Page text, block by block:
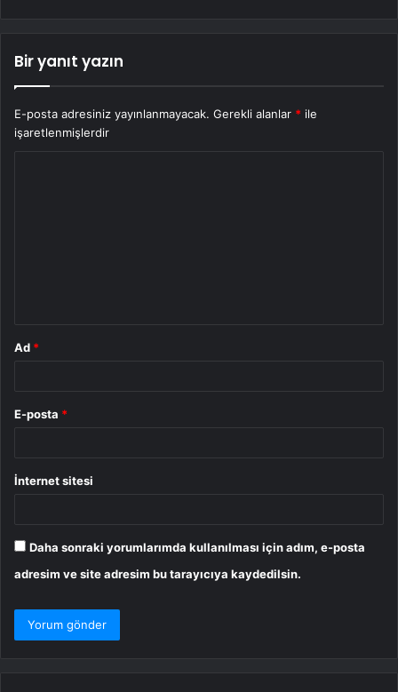
Bir yanıt yazın
E-posta adresiniz yayınlanmayacak. Gerekli alanlar * ile
işaretlenmişlerdir
Ad *
E-posta *
İnternet sitesi
Daha sonraki yorumlarımda kullanılması için adım, e-posta
adresim ve site adresim bu tarayıcıya kaydedilsin.